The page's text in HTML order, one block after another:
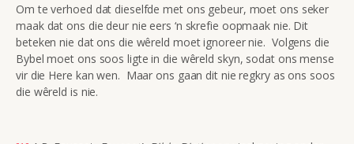
Om te verhoed dat dieselfde met ons gebeur, moet ons seker
maak dat ons die deur nie eers ‘n skrefie oopmaak nie. Dit
beteken nie dat ons die wêreld moet ignoreer nie. Volgens die
Bybel moet ons soos ligte in die wêreld skyn, sodat ons mense
vir die Here kan wen. Maar ons gaan dit nie regkry as ons soos
die wêreld is nie.